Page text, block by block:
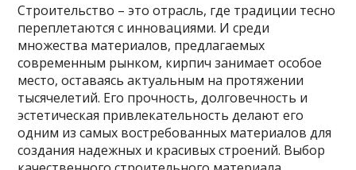
Строительство – это отрасль, где традиции тесно
переплетаются с инновациями. И среди
множества материалов, предлагаемых
современным рынком, кирпич занимает особое
место, оставаясь актуальным на протяжении
тысячелетий. Его прочность, долговечность и
эстетическая привлекательность делают его
одним из самых востребованных материалов для
создания надежных и красивых строений. Выбор